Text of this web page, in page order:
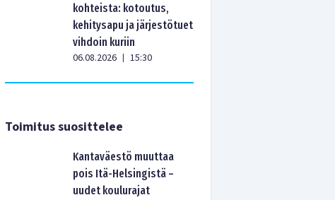
kohteista: kotoutus,
kehitysapu ja järjestötuet
vihdoin kuriin
06.08.2026 | 15:30
Toimitus suosittelee
Kantaväestö muuttaa
pois Itä-Helsingistä –
uudet koulurajat